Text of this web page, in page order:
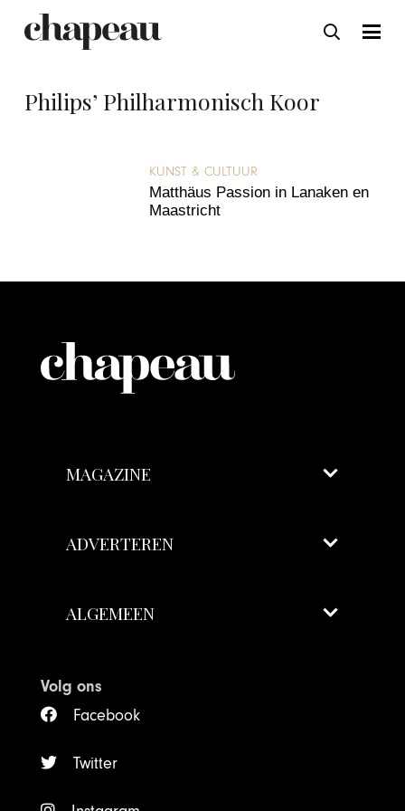
Philips’ Philharmonisch Koor
KUNST & CULTUUR
Matthäus Passion in Lanaken en
Maastricht
MAGAZINE
ADVERTEREN
ALGEMEEN
Volg ons
Facebook
Twitter